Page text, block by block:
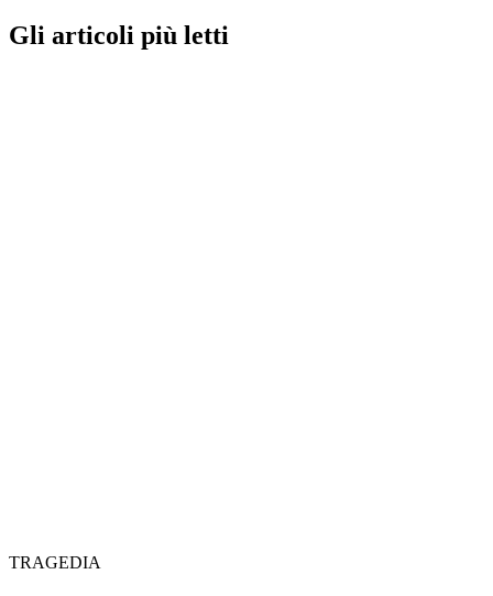
Gli articoli più letti
TRAGEDIA